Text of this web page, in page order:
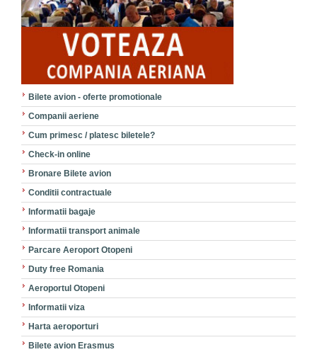
Bilete avion - oferte promotionale
Companii aeriene
Cum primesc / platesc biletele?
Check-in online
Bronare Bilete avion
Conditii contractuale
Informatii bagaje
Informatii transport animale
Parcare Aeroport Otopeni
Duty free Romania
Aeroportul Otopeni
Informatii viza
Harta aeroporturi
Bilete avion Erasmus